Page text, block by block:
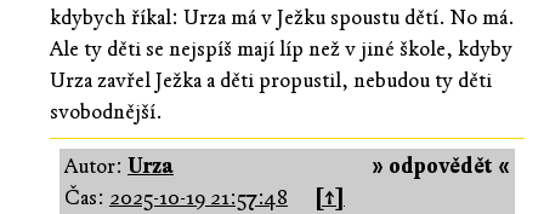
kdybych říkal: Urza má v Ježku spoustu dětí. No má.
Ale ty děti se nejspíš mají líp než v jiné škole, kdyby
Urza zavřel Ježka a děti propustil, nebudou ty děti
svobodnější.
» odpovědět «
Autor: Urza
Čas: 2025-10-19 21:57:48
[↑]